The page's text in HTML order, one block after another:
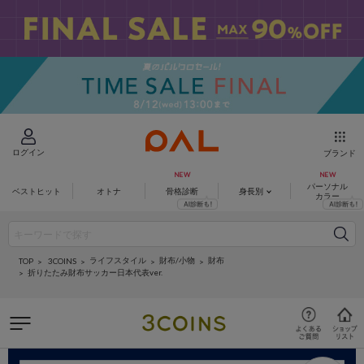
ログイン ブランド
ベストヒット オトナ 骨格診断 身長別
パーソナル
カラー
TOP 3COINS ライフスタイル 財布/小物
財布
折りたたみ財布サッカー日本代表ver.